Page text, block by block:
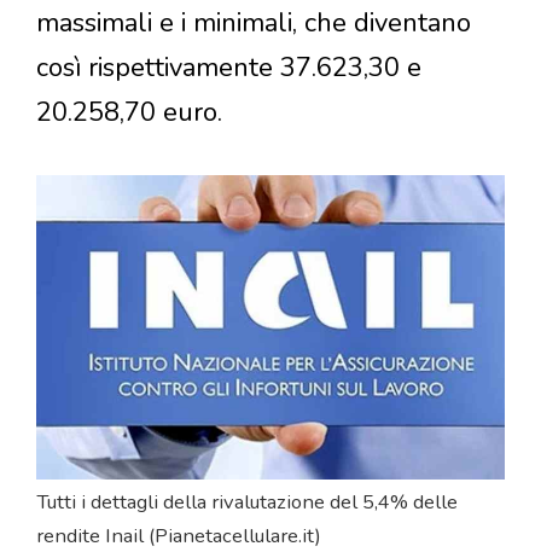
massimali e i minimali, che diventano
così rispettivamente 37.623,30 e
20.258,70 euro.
Tutti i dettagli della rivalutazione del 5,4% delle
rendite Inail (Pianetacellulare.it)